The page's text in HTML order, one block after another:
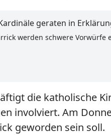
geraten in
werden schwere
die katholische
involviert. Am
geworden sein soll.